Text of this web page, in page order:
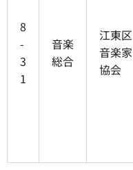
8
-
3
1
音楽
総合
江東区
音楽家
協会